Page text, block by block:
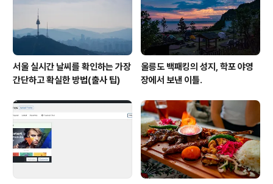
서울 실시간 날씨를 확인하는 가장
간단하고 확실한 방법(출사 팁)
울릉도 백패킹의 성지, 학포 야영
장에서 보낸 이틀.